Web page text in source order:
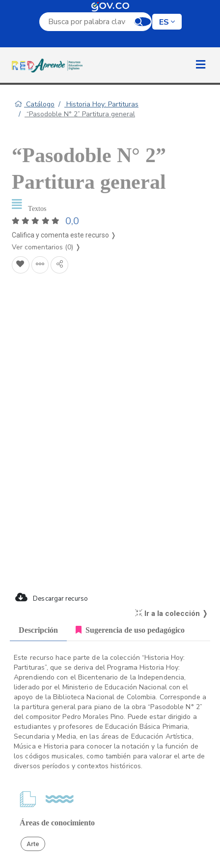
Campo de búsqueda por palabra clave
ES
Catálogo
Historia Hoy: Partituras
“Pasodoble N° 2” Partitura general
“Pasodoble N° 2”
Partitura general
Textos
0,0
Califica y comenta este recurso ❭
Ver comentarios (0) ❭
Descargar recurso
Ir a la colección ❭
Descripción Sugerencia de uso pedagógico
Este recurso hace parte de la colección “Historia Hoy:
Partituras”, que se deriva del Programa Historia Hoy:
Aprendiendo con el Bicentenario de la Independencia,
liderado por el Ministerio de Educación Nacional con el
apoyo de la Biblioteca Nacional de Colombia. Corresponde a
la partitura general para piano de la obra “Pasodoble N° 2”
del compositor Pedro Morales Pino. Puede estar dirigido a
estudiantes y profesores de Educación Básica Primaria,
Secundaria y Media, en las áreas de Educación Artística,
Música e Historia para conocer la notación y la función de
los códigos musicales, como también para valorar el arte de
diversos períodos y contextos históricos.
Áreas de conocimiento
Arte